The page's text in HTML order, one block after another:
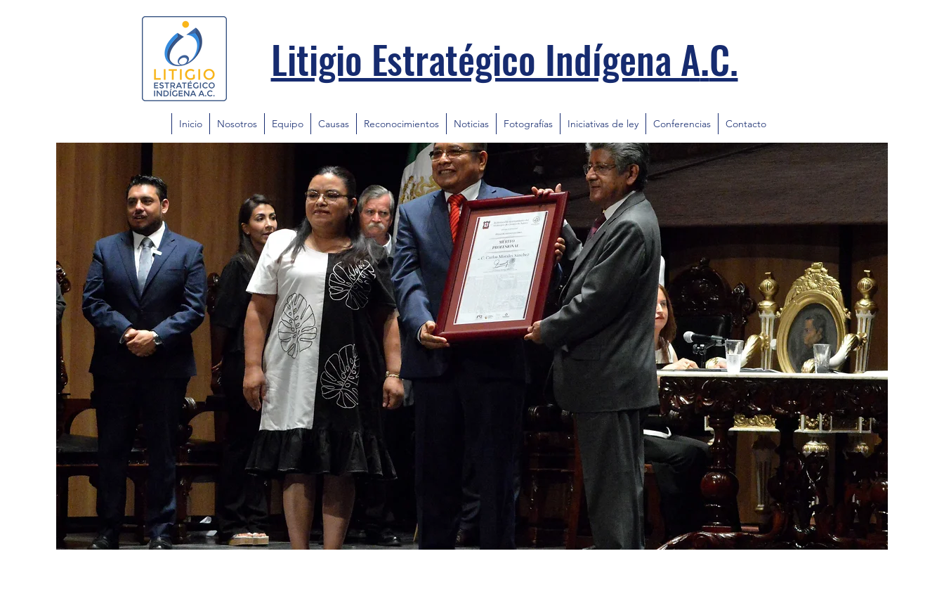
Litigio Estratégico Indígena A.C.
Inicio Nosotros Equipo Causas Reconocimientos Noticias Fotografías Iniciativas de ley Conferencias Contacto